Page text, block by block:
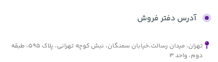
آدرس دفتر فروش
تهران، میدان رسالت،خیابان سمنگان، نبش کوچه تهرانی، پلاک ۵۹۵، طبقه
دوم، واحد ۳